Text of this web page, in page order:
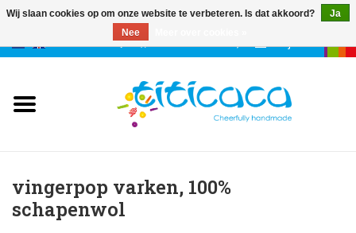
etuis & tassen
vingerpop varken, 100%
schapenwol
Wij slaan cookies op om onze website te verbeteren. Is dat akkoord?
Ja
Nee